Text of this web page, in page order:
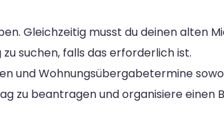
Gleichzeitig musst du deinen alten
suchen, falls das erforderlich ist.
und Wohnungsübergabetermine
zu beantragen und organisiere einen